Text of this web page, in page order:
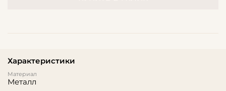
Характеристики
Материал
Металл